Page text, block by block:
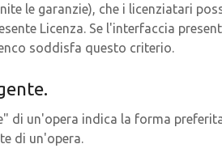
le garanzie), che i licenziatari
Licenza. Se l'interfaccia
soddisfa questo criterio.
di un'opera indica la forma
di un'opera.